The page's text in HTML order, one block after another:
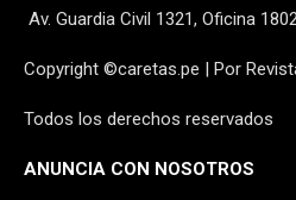
Av. Guardia Civil 1321, Oficina
Copyright ©caretas.pe | Por
Todos los derechos reservados
ANUNCIA CON NOSOTROS